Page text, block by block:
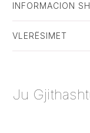
INFORMACION
VLERËSIMET
Ju